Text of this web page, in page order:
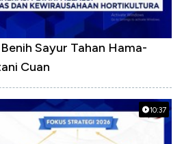
Sayur Tahan Hama-
Cuan
10:37